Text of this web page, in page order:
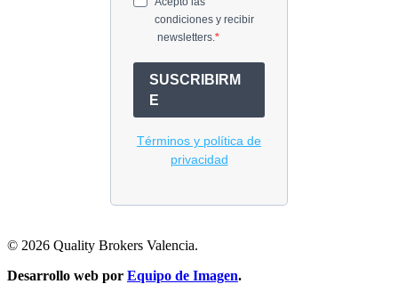
© 2026 Quality Brokers Valencia.
Desarrollo web por Equipo de Imagen.